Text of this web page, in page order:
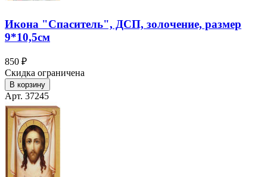
Икона "Спаситель", ДСП, золочение, размер
9*10,5см
850 ₽
Скидка ограничена
В корзину
Арт. 37245